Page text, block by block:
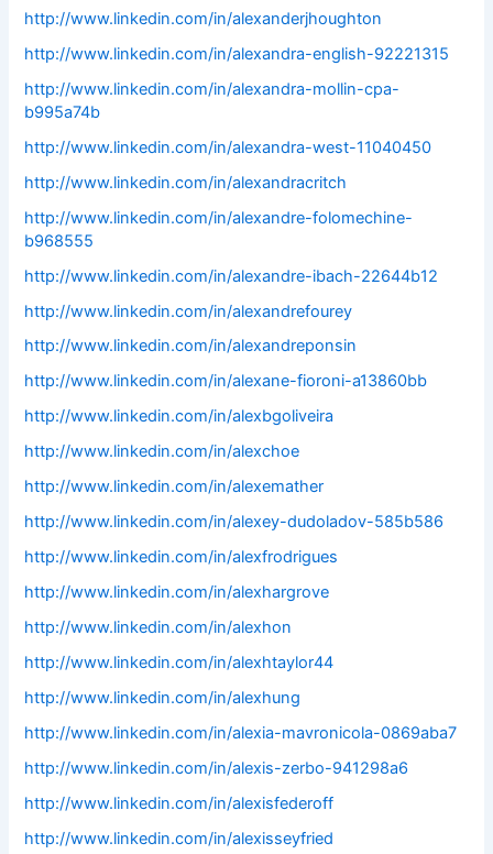
http://www.linkedin.com/in/alexanderjhoughton
http://www.linkedin.com/in/alexandra-english-92221315
http://www.linkedin.com/in/alexandra-mollin-cpa-
b995a74b
http://www.linkedin.com/in/alexandra-west-11040450
http://www.linkedin.com/in/alexandracritch
http://www.linkedin.com/in/alexandre-folomechine-
b968555
http://www.linkedin.com/in/alexandre-ibach-22644b12
http://www.linkedin.com/in/alexandrefourey
http://www.linkedin.com/in/alexandreponsin
http://www.linkedin.com/in/alexane-fioroni-a13860bb
http://www.linkedin.com/in/alexbgoliveira
http://www.linkedin.com/in/alexchoe
http://www.linkedin.com/in/alexemather
http://www.linkedin.com/in/alexey-dudoladov-585b586
http://www.linkedin.com/in/alexfrodrigues
http://www.linkedin.com/in/alexhargrove
http://www.linkedin.com/in/alexhon
http://www.linkedin.com/in/alexhtaylor44
http://www.linkedin.com/in/alexhung
http://www.linkedin.com/in/alexia-mavronicola-0869aba7
http://www.linkedin.com/in/alexis-zerbo-941298a6
http://www.linkedin.com/in/alexisfederoff
http://www.linkedin.com/in/alexisseyfried